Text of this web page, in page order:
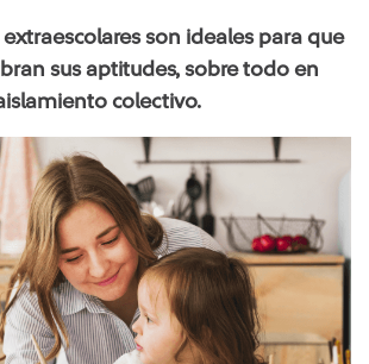
extraescolares son ideales para que
sus aptitudes, sobre todo en
colectivo.